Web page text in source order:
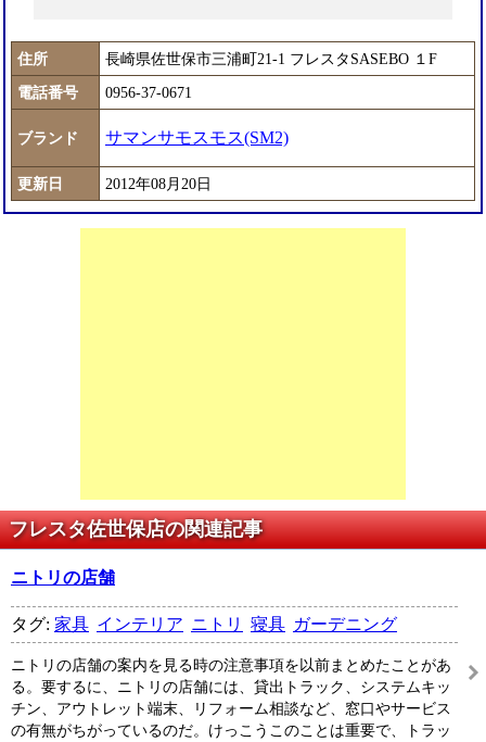
住所
長崎県佐世保市三浦町21-1 フレスタSASEBO １F
電話番号
0956-37-0671
ブランド サマンサモスモス(SM2)
更新日 2012年08月20日
フレスタ佐世保店の関連記事
ニトリの店舗
タグ: 家具 インテリア ニトリ 寝具 ガーデニング
ニトリの店舗の案内を見る時の注意事項を以前まとめたことがあ
る。要するに、ニトリの店舗には、貸出トラック、システムキッ
チン、アウトレット端末、リフォーム相談など、窓口やサービス
の有無がちがっているのだ。けっこうこのことは重要で、トラッ